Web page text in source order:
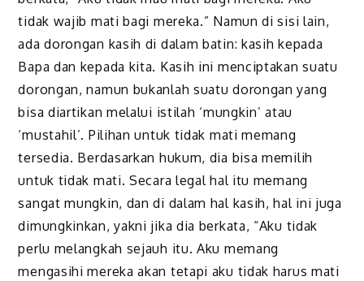
tidak wajib mati bagi mereka.” Namun di sisi lain,
ada dorongan kasih di dalam batin: kasih kepada
Bapa dan kepada kita. Kasih ini menciptakan suatu
dorongan, namun bukanlah suatu dorongan yang
bisa diartikan melalui istilah ‘mungkin’ atau
‘mustahil’. Pilihan untuk tidak mati memang
tersedia. Berdasarkan hukum, dia bisa memilih
untuk tidak mati. Secara legal hal itu memang
sangat mungkin, dan di dalam hal kasih, hal ini juga
dimungkinkan, yakni jika dia berkata, “Aku tidak
perlu melangkah sejauh itu. Aku memang
mengasihi mereka akan tetapi aku tidak harus mati